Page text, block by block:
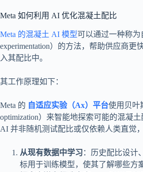
Meta 如何利用 AI 优化混凝土配比
Meta 的混凝土 AI 模型可以通过一种称为
experimentation）的方法，帮助供应商更
入其配比中。
其工作原理如下：
Meta 的 自适应实验（Ax）平台使用贝叶
optimization）来智能地探索可能的混凝
AI 并非随机测试配比或仅依赖人类直觉，
从现有数据中学习 ：历史配比设计
标用于训练模型，使其了解哪些方